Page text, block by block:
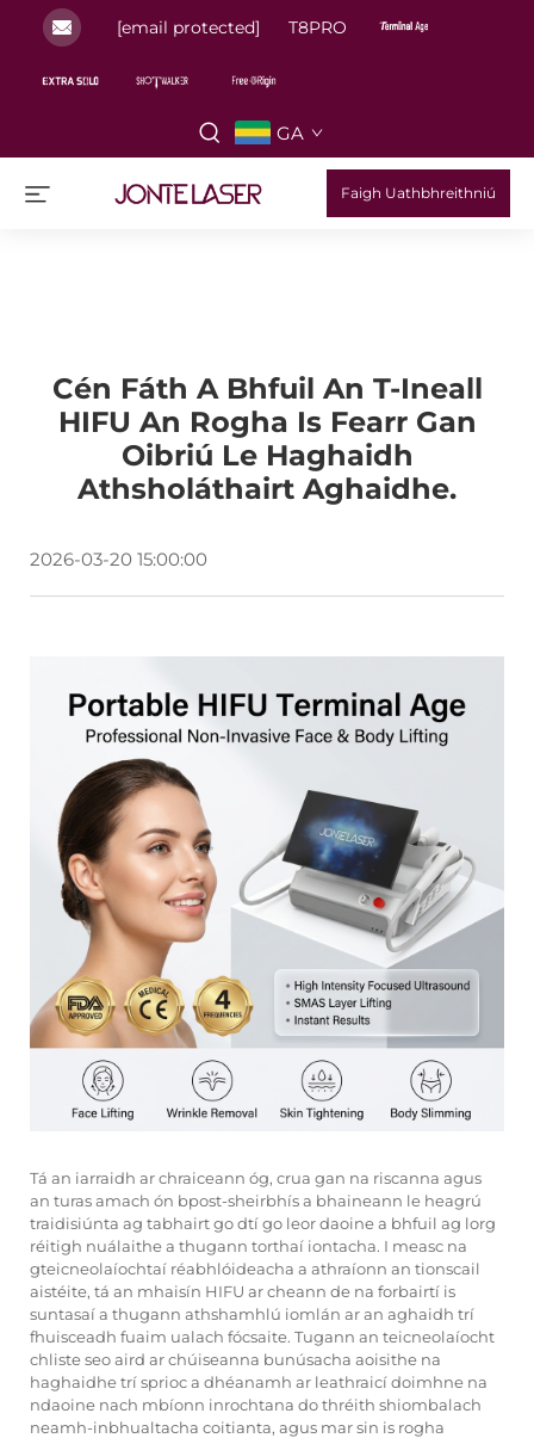
[email protected] T8PRO
GA
Faigh Uathbhreithniú
Cén Fáth A Bhfuil An T-Ineall
HIFU An Rogha Is Fearr Gan
Oibriú Le Haghaidh
Athsholáthairt Aghaidhe.
2026-03-20 15:00:00
Tá an iarraidh ar chraiceann óg, crua gan na riscanna agus
an turas amach ón bpost-sheirbhís a bhaineann le heagrú
traidisiúnta ag tabhairt go dtí go leor daoine a bhfuil ag lorg
réitigh nuálaithe a thugann torthaí iontacha. I measc na
gteicneolaíochtaí réabhlóideacha a athraíonn an tionscail
aistéite, tá an mhaisín HIFU ar cheann de na forbairtí is
suntasaí a thugann athshamhlú iomlán ar an aghaidh trí
fhuisceadh fuaim ualach fócsaite. Tugann an teicneolaíocht
chliste seo aird ar chúiseanna bunúsacha aoisithe na
haghaidhe trí sprioc a dhéanamh ar leathraicí doimhne na
ndaoine nach mbíonn inrochtana do thréith shiombalach
neamh-inbhualtacha coitianta, agus mar sin is rogha